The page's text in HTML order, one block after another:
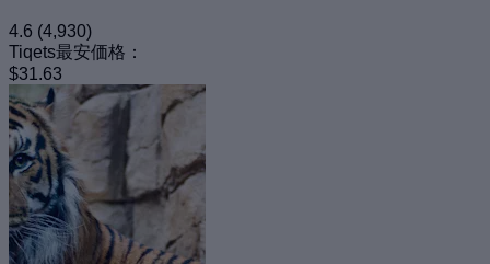
4.6 (4,930)
Tiqets最安価格：
$31.63